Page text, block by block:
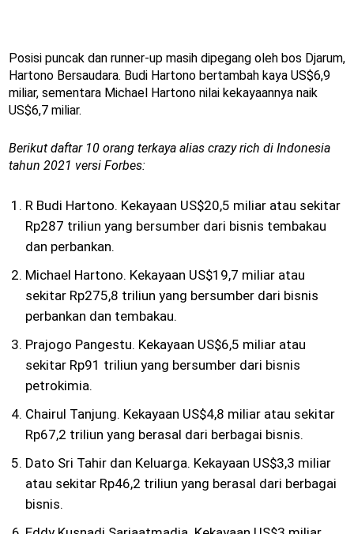
Posisi puncak dan runner-up masih dipegang oleh bos Djarum,
Hartono Bersaudara. Budi Hartono bertambah kaya US$6,9
miliar, sementara Michael Hartono nilai kekayaannya naik
US$6,7 miliar.
Berikut daftar 10 orang terkaya alias crazy rich di Indonesia
tahun 2021 versi Forbes:
R Budi Hartono. Kekayaan US$20,5 miliar atau sekitar
Rp287 triliun yang bersumber dari bisnis tembakau
dan perbankan.
Michael Hartono. Kekayaan US$19,7 miliar atau
sekitar Rp275,8 triliun yang bersumber dari bisnis
perbankan dan tembakau.
Prajogo Pangestu. Kekayaan US$6,5 miliar atau
sekitar Rp91 triliun yang bersumber dari bisnis
petrokimia.
Chairul Tanjung. Kekayaan US$4,8 miliar atau sekitar
Rp67,2 triliun yang berasal dari berbagai bisnis.
Dato Sri Tahir dan Keluarga. Kekayaan US$3,3 miliar
atau sekitar Rp46,2 triliun yang berasal dari berbagai
bisnis.